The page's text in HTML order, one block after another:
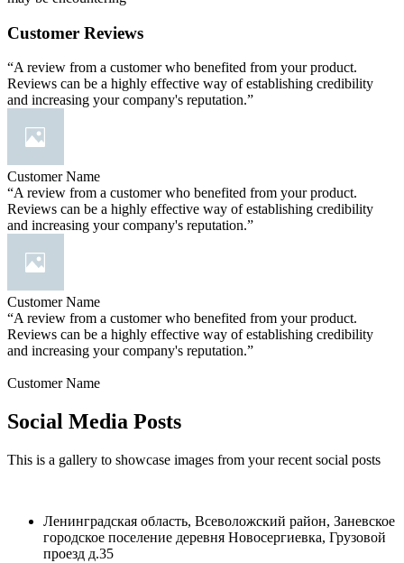
Customer Reviews
“A review from a customer who benefited from your product.
Reviews can be a highly effective way of establishing credibility
and increasing your company's reputation.”
Customer Name
“A review from a customer who benefited from your product.
Reviews can be a highly effective way of establishing credibility
and increasing your company's reputation.”
Customer Name
“A review from a customer who benefited from your product.
Reviews can be a highly effective way of establishing credibility
and increasing your company's reputation.”
Customer Name
Social Media Posts
This is a gallery to showcase images from your recent social posts
Ленинградская область, Всеволожский район, Заневское
городское поселение деревня Новосергиевка, Грузовой
проезд д.35